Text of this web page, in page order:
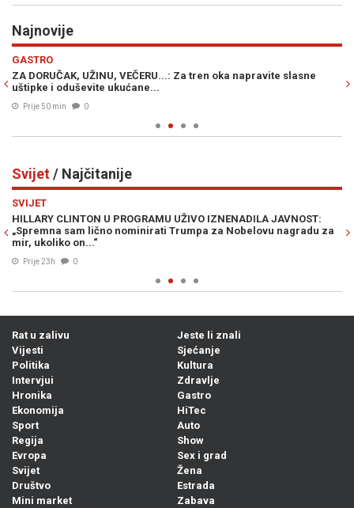
Najnovije
GASTRO
ZA DORUČAK, UŽINU, VEČERU...: Za tren oka napravite slasne
uštipke i oduševite ukućane...
Prije 50 min 0
Svijet/ Najčitanije
SVIJET
HILLARY CLINTON U PROGRAMU UŽIVO IZNENADILA JAVNOST:
„Spremna sam lično nominirati Trumpa za Nobelovu nagradu za
mir, ukoliko on...“
Prije 23h 0
Rat u zalivu
Vijesti
Politika
Intervjui
Hronika
Ekonomija
Sport
Regija
Evropa
Svijet
Društvo
Mini market
Jeste li znali
Sjećanje
Kultura
Zdravlje
Gastro
HiTec
Auto
Show
Sex i grad
Žena
Estrada
Zabava